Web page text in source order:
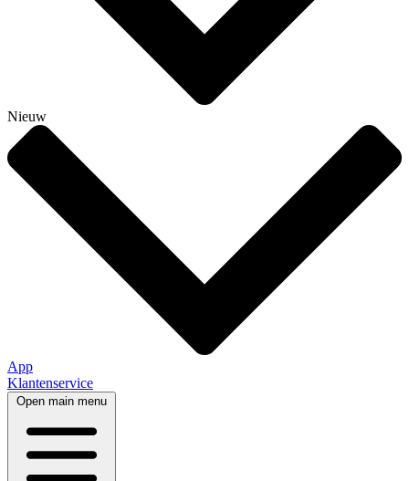
Nieuw
App
Klantenservice
Open main menu